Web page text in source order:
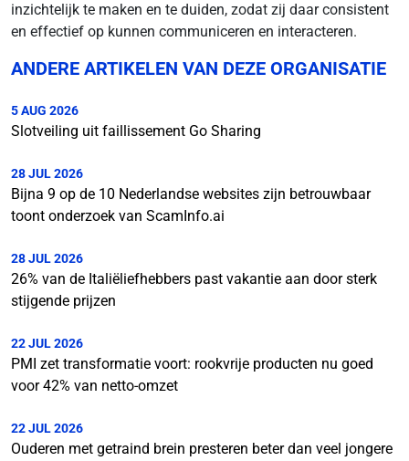
inzichtelijk te maken en te duiden, zodat zij daar consistent
en effectief op kunnen communiceren en interacteren.
ANDERE ARTIKELEN VAN DEZE ORGANISATIE
5 AUG 2026
Slotveiling uit faillissement Go Sharing
28 JUL 2026
Bijna 9 op de 10 Nederlandse websites zijn betrouwbaar
toont onderzoek van ScamInfo.ai
28 JUL 2026
26% van de Italiëliefhebbers past vakantie aan door sterk
stijgende prijzen
22 JUL 2026
PMI zet transformatie voort: rookvrije producten nu goed
voor 42% van netto-omzet
22 JUL 2026
Ouderen met getraind brein presteren beter dan veel jongere